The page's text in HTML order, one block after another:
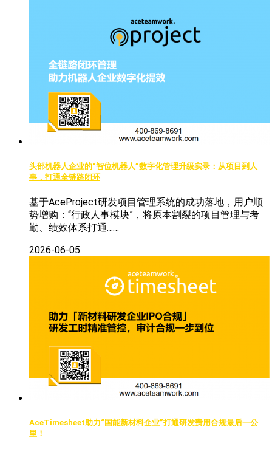
头部机器人企业的“智位机器人”数字化管理升级实录：从项目到人
事，打通全链路闭环
基于AceProject研发项目管理系统的成功落地，用户顺
势增购：“行政人事模块”，将原本割裂的项目管理与考
勤、绩效体系打通……
2026-06-05
AceTimesheet助力“国能新材料企业”打通研发费用合规最后一公
里！